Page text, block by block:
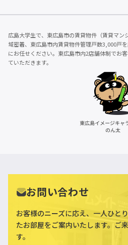
広島大学生で、東広島市の賃貸物件（賃貸マン
域密着、東広島市内賃貸物件管理戸数3,000戸
にお任せください。東広島市内2店舗体制でお
ていただきます。
お問い合わせ
お客様のニーズに応え、一人ひと
たお部屋をご案内いたします。ご
す。